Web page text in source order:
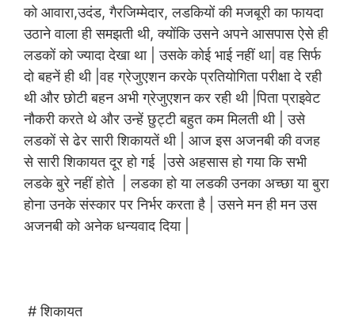
को आवारा,उदंड, गैरजिम्मेदार, लडकियों की मजबूरी का फायदा
उठाने वाला ही समझती थी, क्योंकि उसने अपने आसपास ऐसे ही
लडकों को ज्यादा देखा था | उसके कोई भाई नहीं था| वह सिर्फ
दो बहनें ही थी |वह ग्रेजुएशन करके प्रतियोगिता परीक्षा दे रही
थी और छोटी बहन अभी ग्रेजुएशन कर रही थी |पिता प्राइवेट
नौकरी करते थे और उन्हें छुट्टी बहुत कम मिलती थी | उसे
लडकों से ढेर सारी शिकायतें थी | आज इस अजनबी की वजह
से सारी शिकायत दूर हो गई |उसे अहसास हो गया कि सभी
लडके बुरे नहीं होते | लडका हो या लडकी उनका अच्छा या बुरा
होना उनके संस्कार पर निर्भर करता है | उसने मन ही मन उस
अजनबी को अनेक धन्यवाद दिया |
# शिकायत